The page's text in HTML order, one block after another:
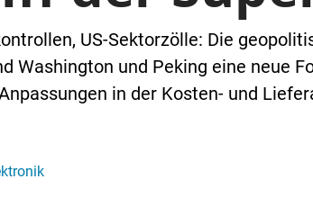
US-Sektorzölle: Die
Washington und Peking eine neue
in der Kosten- und